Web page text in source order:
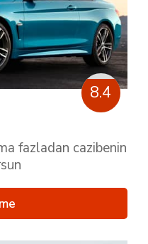
8.4
fazladan cazibenin